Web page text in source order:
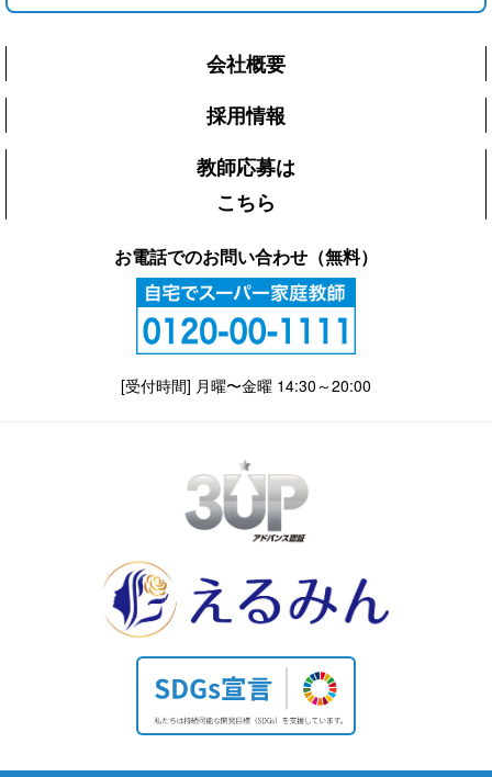
会社概要
採用情報
教師応募は
こちら
お電話でのお問い合わせ（無料）
[受付時間] 月曜〜金曜 14:30～20:00